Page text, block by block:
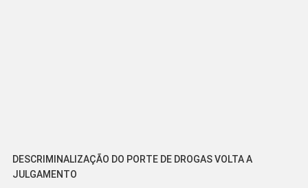
DESCRIMINALIZAÇÃO DO PORTE DE DROGAS VOLTA A
JULGAMENTO